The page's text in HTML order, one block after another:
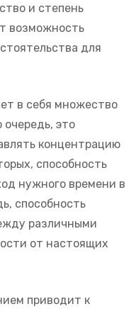
и степень
возможность
для
в себя множество
это
концентрацию
способность
нужного времени в
способность
различными
от настоящих
приводит к